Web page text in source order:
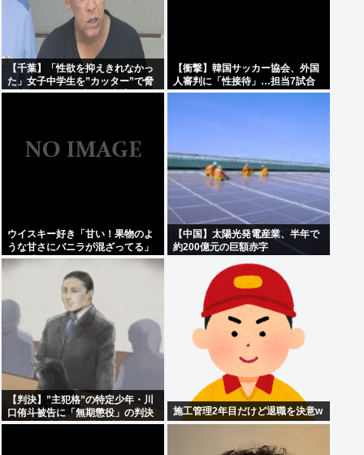
【千葉】「性欲を抑えきれなかっ
た」女子中学生を”カッター”で脅
し性的暴行か 56歳の男逮捕 2人に
【衝撃】韓国サッカー協会、外国
人審判に「性接待」…担当7試合
はまさかの無敗
ウイスキー好き「甘い！果物のよ
うな甘さにバニラが混ざってる」
わい「はぇー飲んでみるか」
【中国】太陽光発電産業、半年で
約200億元の巨額赤字
【判決】”主犯格”の特定少年・川
口侑斗被告に「無期懲役」の判決
江別大学生暴行死 札幌地裁
施工管理2年目だけど退職を決意w